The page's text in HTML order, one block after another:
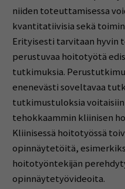
niiden toteuttamisessa
kvantitatiivisia sekä
Erityisesti tarvitaan
perustuvaa hoitotyötä
tutkimuksia.
enenevästi soveltavaa
tutkimustuloksia voitaisiin
tehokkaammin kliinisen
Kliinisessä hoitotyössä
opinnäytetöitä,
hoitotyöntekijän
opinnäytetyövideoita.